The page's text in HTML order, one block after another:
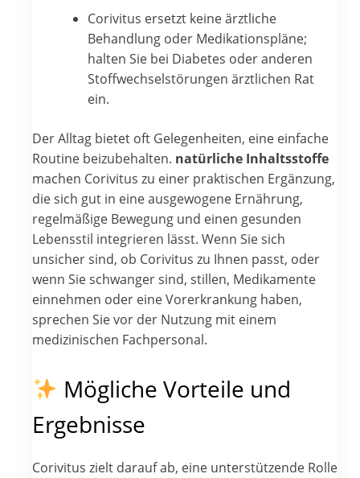
Corivitus ersetzt keine ärztliche
Behandlung oder Medikationspläne;
halten Sie bei Diabetes oder anderen
Stoffwechselstörungen ärztlichen Rat
ein.
Der Alltag bietet oft Gelegenheiten, eine einfache
Routine beizubehalten. natürliche Inhaltsstoffe
machen Corivitus zu einer praktischen Ergänzung,
die sich gut in eine ausgewogene Ernährung,
regelmäßige Bewegung und einen gesunden
Lebensstil integrieren lässt. Wenn Sie sich
unsicher sind, ob Corivitus zu Ihnen passt, oder
wenn Sie schwanger sind, stillen, Medikamente
einnehmen oder eine Vorerkrankung haben,
sprechen Sie vor der Nutzung mit einem
medizinischen Fachpersonal.
Mögliche Vorteile und
Ergebnisse
Corivitus zielt darauf ab, eine unterstützende Rolle